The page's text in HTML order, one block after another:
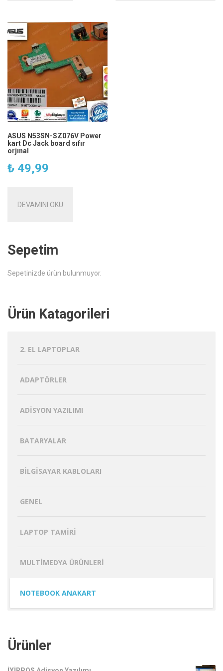
ASUS N53SN-SZ076V Power
kart Dc Jack board sıfır
orjınal
₺ 49,99
DEVAMINI OKU
Sepetim
Sepetinizde ürün bulunmuyor.
Ürün Katagorileri
2. EL LAPTOPLAR
ADAPTÖRLER
ADISYON YAZILIMI
BATARYALAR
BILGISAYAR KABLOLARI
GENEL
LAPTOP TAMIRI
MULTIMEDYA ÜRÜNLERI
NOTEBOOK ANAKART
Ürünler